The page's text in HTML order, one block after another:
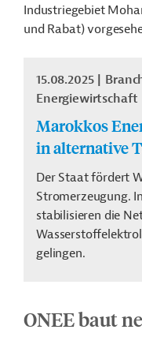
Industriegebiet
und Rabat)
15.08.2025
Energiewirtschaft
Marokkos
in alternative
Der Staat fördert
Stromerzeugung.
stabilisieren die
gelingen.
ONEE baut